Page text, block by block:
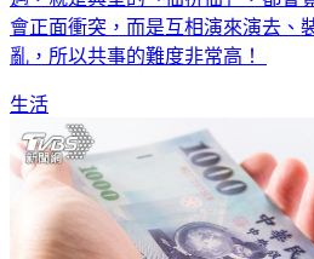
會正面衝突，而是互相演來演去、
亂，所以共事的難度非常高！
生活